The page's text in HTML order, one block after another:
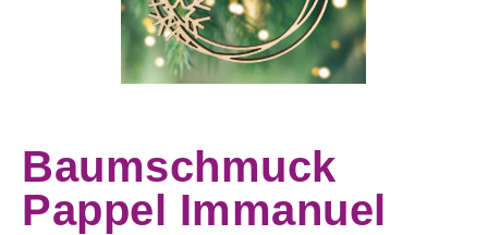
Baumschmuck
Pappel Immanuel